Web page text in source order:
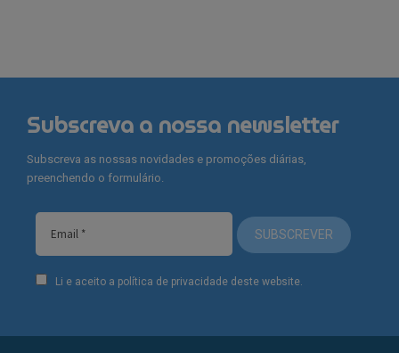
Subscreva a nossa newsletter
Subscreva as nossas novidades e promoções diárias,
preenchendo o formulário.
SUBSCREVER
Li e aceito a política de privacidade deste website.